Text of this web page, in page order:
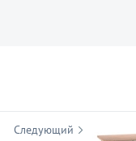
Следующий